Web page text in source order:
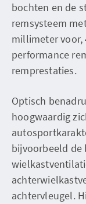
bochten en de
remsysteem
millimeter voor,
performance
remprestaties.
Optisch
hoogwaardig
bijvoorbeeld de
achtervleugel.